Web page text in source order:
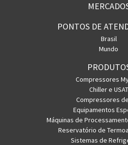
PONTOS DE
Brasil
Mundo
Compressores
Chiller e USAT
Compressores
Equipamentos
Máquinas de
Reservatório de
Sistemas de